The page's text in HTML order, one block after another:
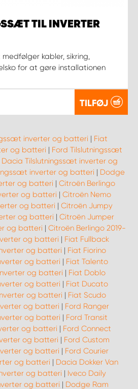
TIL INVERTER
kabler, sikring,
for at gøre installationen
TILFØJ
inverter og batteri | Fiat
og batteri | Ford Tilslutningssæt
Dacia Tilslutningssæt inverter og
inverter og batteri | Dodge
og batteri | Citroën Berlingo
og batteri | Citroën Nemo
og batteri | Citroën Jumpy
og batteri | Citroën Jumper
og batteri | Citroën Berlingo 2019-
og batteri | Fiat Fullback
og batteri | Fiat Fiorino
og batteri | Fiat Talento
og batteri | Fiat Doblo
og batteri | Fiat Ducato
og batteri | Fiat Scudo
og batteri | Ford Ranger
og batteri | Ford Transit
og batteri | Ford Connect
og batteri | Ford Custom
og batteri | Ford Courier
og batteri | Dacia Dokker Van
og batteri | Iveco Daily
og batteri | Dodge Ram